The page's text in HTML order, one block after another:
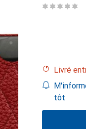
Livré
tôt